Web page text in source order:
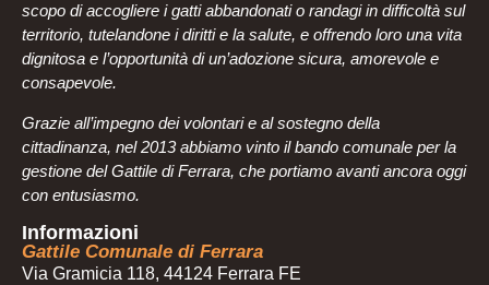
scopo di accogliere i gatti abbandonati o randagi in difficoltà sul
territorio, tutelandone i diritti e la salute, e offrendo loro una vita
dignitosa e l’opportunità di un’adozione sicura, amorevole e
consapevole.
Grazie all’impegno dei volontari e al sostegno della
cittadinanza, nel 2013 abbiamo vinto il bando comunale per la
gestione del Gattile di Ferrara, che portiamo avanti ancora oggi
con entusiasmo.
Informazioni
Gattile Comunale di Ferrara
Via Gramicia 118, 44124 Ferrara FE